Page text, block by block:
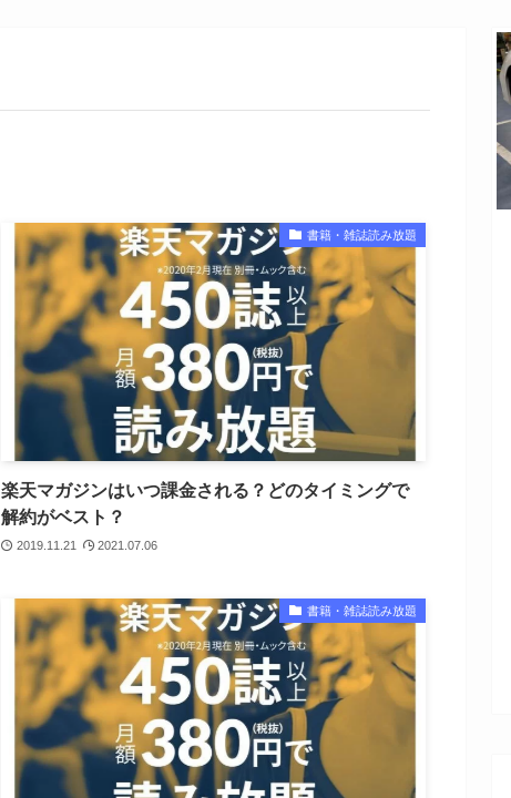
書籍・雑誌読み放題
楽天マガジンはいつ課金される？どのタイミングで
解約がベスト？
2019.11.21 2021.07.06
書籍・雑誌読み放題